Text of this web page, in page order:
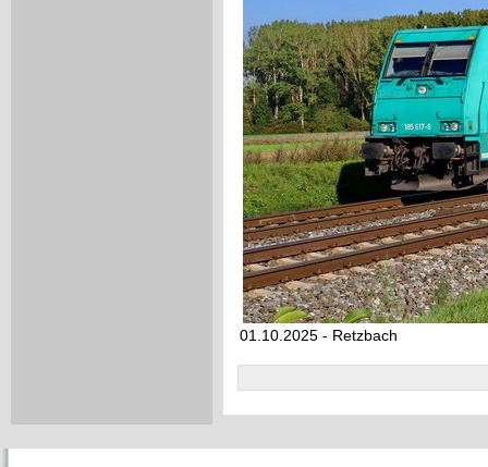
01.10.2025 - Retzbach